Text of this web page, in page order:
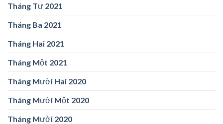
Tháng Tư 2021
Tháng Ba 2021
Tháng Hai 2021
Tháng Một 2021
Tháng Mười Hai 2020
Tháng Mười Một 2020
Tháng Mười 2020